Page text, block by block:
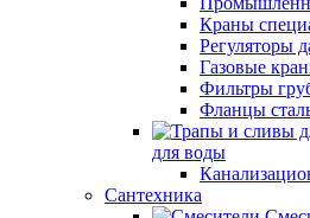
Краны
Регуляторы
Газовые
Фильтры
Фланцы
для воды
Сантехника